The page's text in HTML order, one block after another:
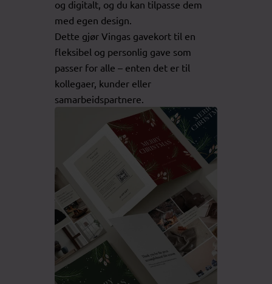
og digitalt, og du kan tilpasse dem
med egen design.
Dette gjør Vingas gavekort til en
fleksibel og personlig gave som
passer for alle – enten det er til
kollegaer, kunder eller
samarbeidspartnere.